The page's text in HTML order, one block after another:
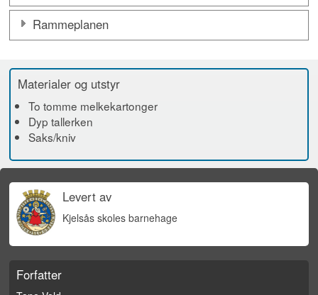
Rammeplanen
Materialer og utstyr
To tomme melkekartonger
Dyp tallerken
Saks/kniv
Levert av
Kjelsås skoles barnehage
Forfatter